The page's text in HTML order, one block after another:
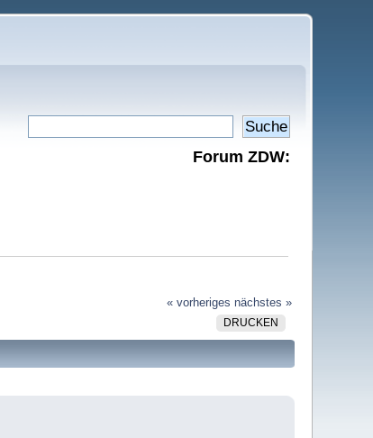
Forum ZDW:
« vorheriges nächstes »
DRUCKEN